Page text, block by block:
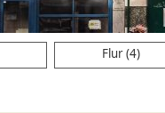
Flur (4)